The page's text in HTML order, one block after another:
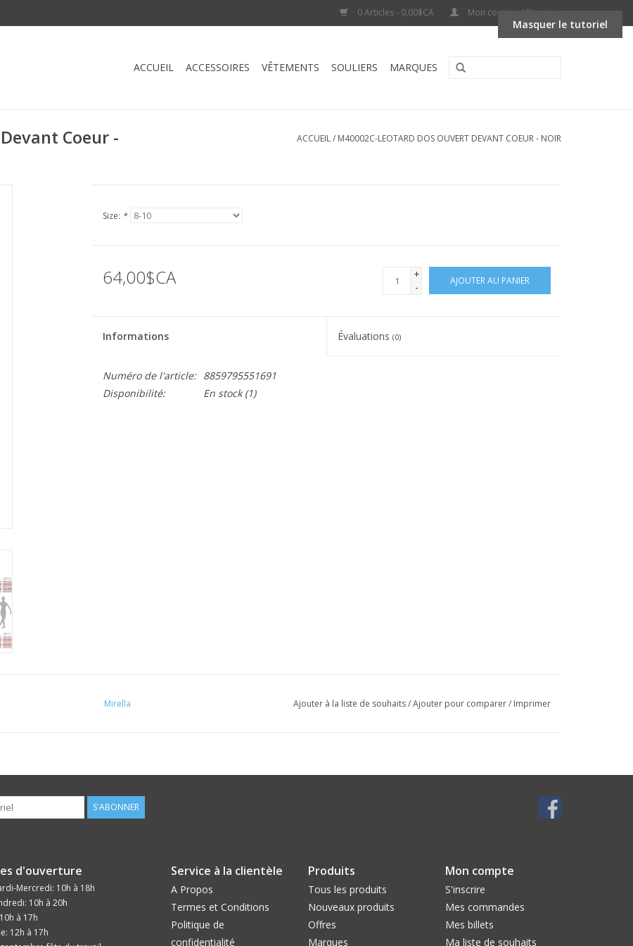
0 Articles - 0,00$CA Mon compte / S'inscrire
ACCUEIL ACCESSOIRES VÊTEMENTS SOULIERS MARQUES
Coeur -
ACCUEIL/ M40002C-LEOTARD DOS OUVERT DEVANT COEUR - NOIR
Size: *
64,00$CA
+
-
AJOUTER AU PANIER
Informations Évaluations(0)
Numéro de l'article:
8859795551691
Disponibilité:
En stock(1)
Mirella Ajouter à la liste de souhaits/Ajouter pour comparer/ Imprimer
S'ABONNER
d'ouverture
Mercredi: 10h à 18h
10h à 20h
à 17h
12h à 17h
Service à la clientèle
A Propos
Termes et Conditions
Politique de
confidentialité
Produits
Tous les produits
Nouveaux produits
Offres
Marques
Mon compte
S'inscrire
Mes commandes
Mes billets
Ma liste de souhaits
Masquer le tutoriel